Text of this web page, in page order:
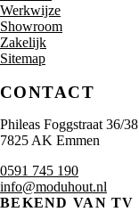
Werkwijze
Showroom
Zakelijk
Sitemap
CONTACT
Phileas Foggstraat 36/38
7825 AK Emmen
0591 745 190
info@moduhout.nl
BEKEND VAN TV